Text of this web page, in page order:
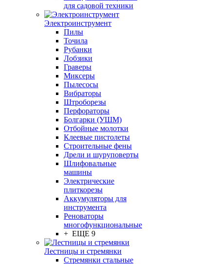
для садовой техники
Электроинструмент
Пилы
Точила
Рубанки
Лобзики
Граверы
Миксеры
Пылесосы
Вибраторы
Штроборезы
Перфораторы
Болгарки (УШМ)
Отбойные молотки
Клеевые пистолеты
Строительные фены
Дрели и шуруповерты
Шлифовальные
машины
Электрические
плиткорезы
Аккумуляторы для
инструмента
Реноваторы
многофункциональные
+ ЕЩЕ 9
Лестницы и стремянки
Стремянки стальные